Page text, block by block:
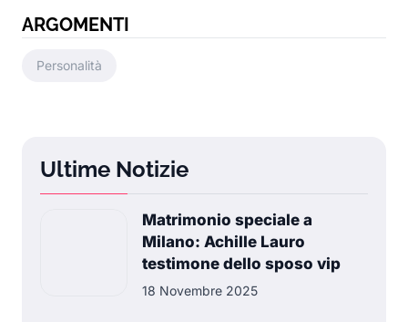
ARGOMENTI
Personalità
Ultime Notizie
Matrimonio speciale a
Milano: Achille Lauro
testimone dello sposo vip
18 Novembre 2025